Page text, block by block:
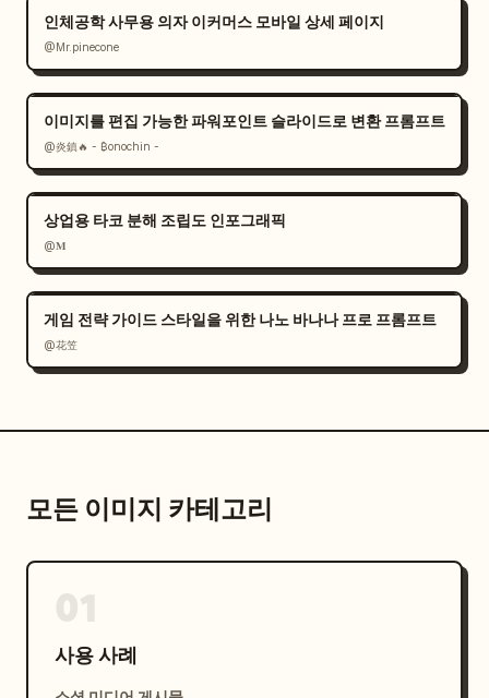
인체공학 사무용 의자 이커머스 모바일 상세 페이지
@Mr.pinecone
이미지를 편집 가능한 파워포인트 슬라이드로 변환 프롬프트
@炎鎮🔥 - ₿onochin -
상업용 타코 분해 조립도 인포그래픽
@𝐌
게임 전략 가이드 스타일을 위한 나노 바나나 프로 프롬프트
@花笠
모든 이미지 카테고리
사용 사례